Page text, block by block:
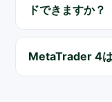
ドできますか？
MetaTrader 4